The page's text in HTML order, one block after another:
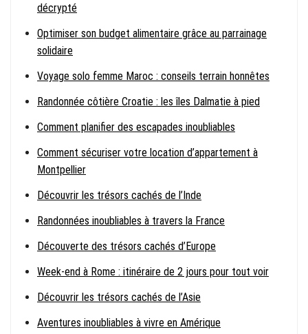
décrypté
Optimiser son budget alimentaire grâce au parrainage
solidaire
Voyage solo femme Maroc : conseils terrain honnêtes
Randonnée côtière Croatie : les îles Dalmatie à pied
Comment planifier des escapades inoubliables
Comment sécuriser votre location d’appartement à
Montpellier
Découvrir les trésors cachés de l’Inde
Randonnées inoubliables à travers la France
Découverte des trésors cachés d’Europe
Week-end à Rome : itinéraire de 2 jours pour tout voir
Découvrir les trésors cachés de l’Asie
Aventures inoubliables à vivre en Amérique